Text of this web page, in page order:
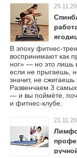
В эпоху фитнес-
воспринимают как
ног» — но это лишь
если не прыгаешь,
значит, не
Развенчаем 3
— и вы поймёте,
и фитнес-клубе.